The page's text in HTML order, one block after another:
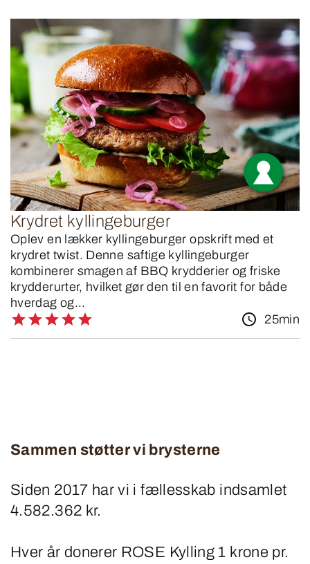
Krydret kyllingeburger
Oplev en lækker kyllingeburger opskrift med et
krydret twist. Denne saftige kyllingeburger
kombinerer smagen af BBQ krydderier og friske
krydderurter, hvilket gør den til en favorit for både
hverdag og...
25min
Sammen støtter vi brysterne
Siden 2017 har vi i fællesskab indsamlet
4.582.362 kr.
Hver år donerer ROSE Kylling 1 krone pr.